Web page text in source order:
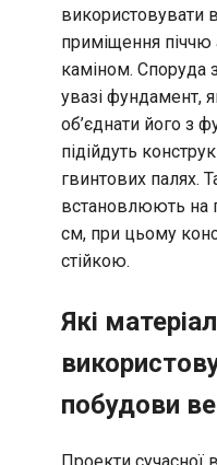
приміщення піччю
каміном. Споруда
увазі фундамент,
об’єднати його з
підійдуть
гвинтових палях.
встановлюють на
см, при цьому
стійкою.
Які
побудови